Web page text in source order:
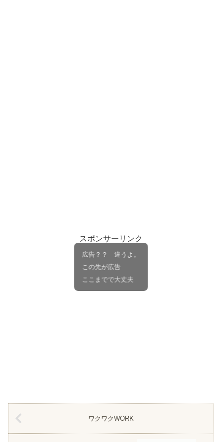
スポンサーリンク
ワクワクWORK
広告？？ 違うよ。
この先が広告
ここまでで大丈夫